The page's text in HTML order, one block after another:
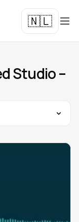
🇳🇱
Studio –